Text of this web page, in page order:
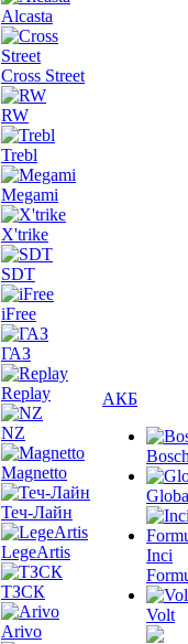
Alcasta
Cross Street
RW
Trebl
Megami
X'trike
SDT
iFree
ГАЗ
Replay
NZ
Magnetto
Теч-Лайн
LegeArtis
ТЗСК
Arivo
АКБ
Inci
Volt